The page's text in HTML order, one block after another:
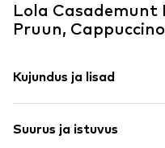
Lola Casademunt
Pruun, Cappuccino
Kujundus ja lisad
Püstkraega kapuuts
Suurus ja istuvus